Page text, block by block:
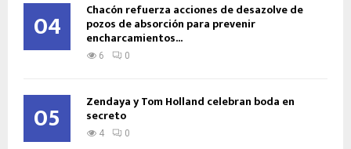
04 Chacón refuerza acciones de desazolve de
pozos de absorción para prevenir
encharcamientos...
6 0
05 Zendaya y Tom Holland celebran boda en
secreto
4 0